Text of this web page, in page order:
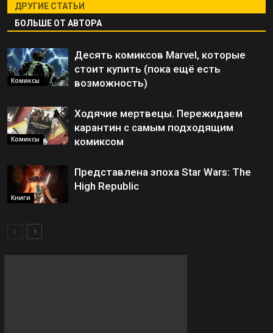
ДРУГИЕ СТАТЬИ
БОЛЬШЕ ОТ АВТОРА
Комиксы
Десять комиксов Marvel, которые
стоит купить (пока ещё есть
возможность)
Комиксы
Ходячие мертвецы. Пережидаем
карантин с самым подходящим
комиксом
Книги
Представлена эпоха Star Wars: The
High Republic